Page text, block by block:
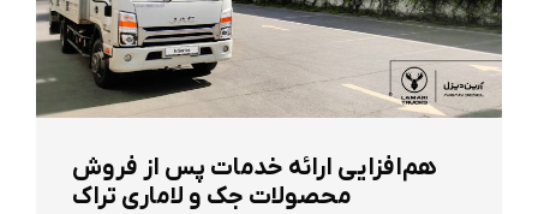
هم‌افزایی ارائه خدمات پس از فروش
محصولات جک و لاماری تراک